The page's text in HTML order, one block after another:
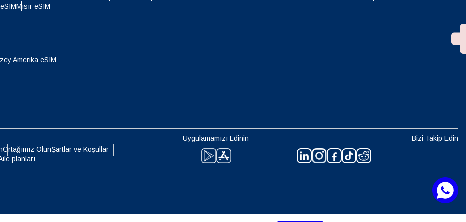
Mısır eSIM
Amerika eSIM
Ortağımız OlunŞartlar ve Koşullar
planları
Uygulamamızı Edinin Bizi Takip Edin
العربية
Português
SGD - Singapur Doları
CAD - Kanada Doları GBP - İngiliz Sterlini